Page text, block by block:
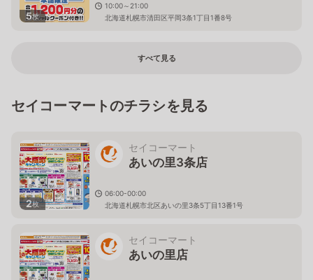
5枚
10:00～21:00
北海道札幌市清田区平岡3条1丁目1番8号
すべて見る
セイコーマートのチラシを見る
2枚
セイコーマート
あいの里3条店
06:00-00:00
北海道札幌市北区あいの里3条5丁目13番1号
セイコーマート
あいの里店